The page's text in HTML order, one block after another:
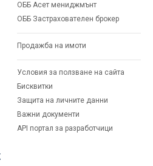
ОББ Асет мениджмънт
ОББ Застрахователен брокер
Продажба на имоти
Условия за ползване на сайта
Бисквитки
Защита на личните данни
Важни документи
API портал за разработчици